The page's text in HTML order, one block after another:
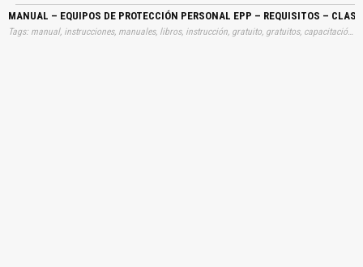
MANUAL – EQUIPOS DE PROTECCIÓN PERSONAL EPP – REQUISITOS –
Tags: manual, instrucciones, manuales, libros, instrucción, gratuito, gratuitos, capacitación, entrenamiento, capacitaciones, información, datos, gratis, descargar, guías, guias, equipos, protecciones, personales, epp, requisitos, clasificaciones, tipos, partes, ventajas, limitaciones, seguridades, cuerpos, humanos, cabezas, manos, pies, ropas, trabajos, aprender, descargas